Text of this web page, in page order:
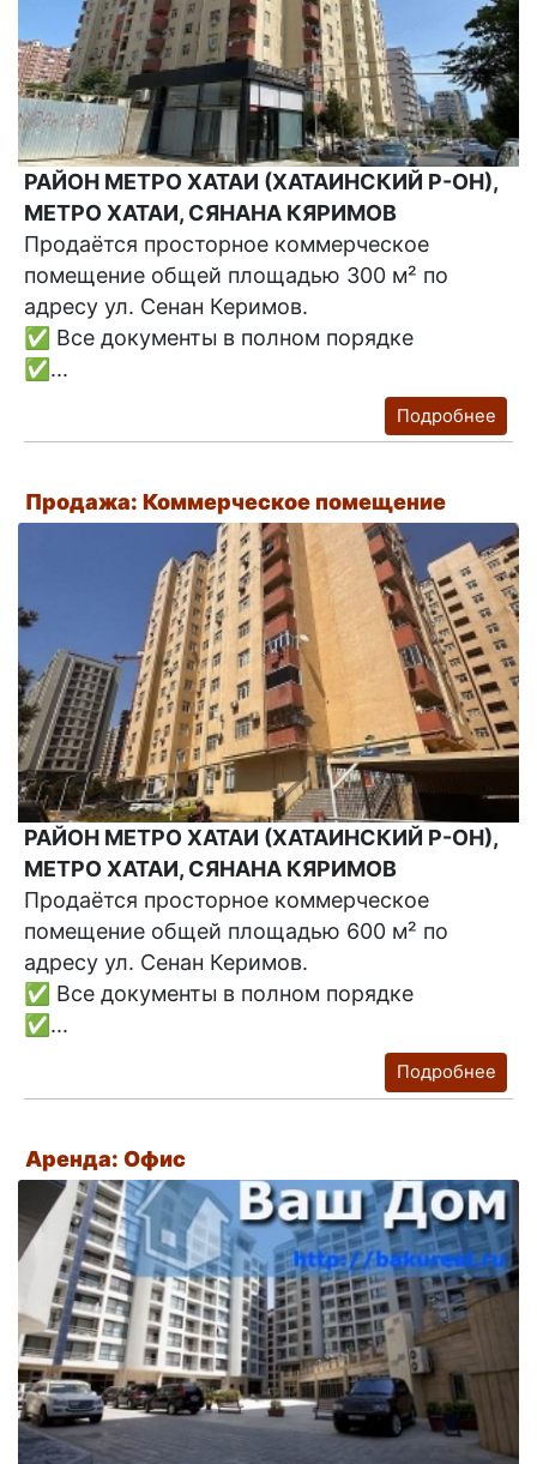
РАЙОН МЕТРО ХАТАИ (ХАТАИНСКИЙ Р-ОН),
МЕТРО ХАТАИ, СЯНАНА КЯРИМОВ
Продаётся просторное коммерческое
помещение общей площадью 300 м² по
адресу ул. Сенан Керимов.
✅ Все документы в полном порядке
✅...
Подробнее
Продажа: Коммерческое помещение
РАЙОН МЕТРО ХАТАИ (ХАТАИНСКИЙ Р-ОН),
МЕТРО ХАТАИ, СЯНАНА КЯРИМОВ
Продаётся просторное коммерческое
помещение общей площадью 600 м² по
адресу ул. Сенан Керимов.
✅ Все документы в полном порядке
✅...
Подробнее
Аренда: Офис